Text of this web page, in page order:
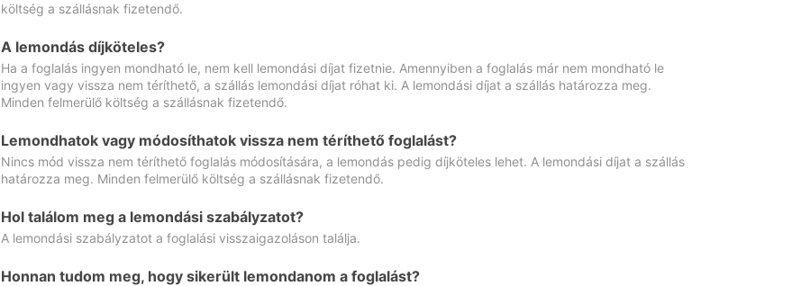
költség a szállásnak fizetendő.
A lemondás díjköteles?
Ha a foglalás ingyen mondható le, nem kell lemondási díjat fizetnie. Amennyiben a foglalás már nem mondható le
ingyen vagy vissza nem téríthető, a szállás lemondási díjat róhat ki. A lemondási díjat a szállás határozza meg.
Minden felmerülő költség a szállásnak fizetendő.
Lemondhatok vagy módosíthatok vissza nem téríthető foglalást?
Nincs mód vissza nem téríthető foglalás módosítására, a lemondás pedig díjköteles lehet. A lemondási díjat a szállás
határozza meg. Minden felmerülő költség a szállásnak fizetendő.
Hol találom meg a lemondási szabályzatot?
A lemondási szabályzatot a foglalási visszaigazoláson találja.
Honnan tudom meg, hogy sikerült lemondanom a foglalást?